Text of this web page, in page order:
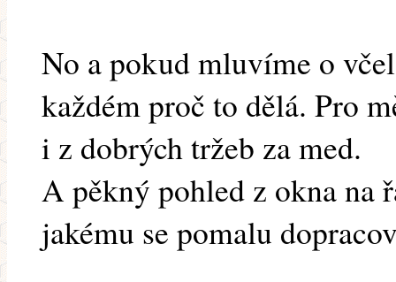
No a pokud mluvíme o
každém proč to dělá. Pro
i z dobrých tržeb za med.
A pěkný pohled z okna na
jakému se pomalu